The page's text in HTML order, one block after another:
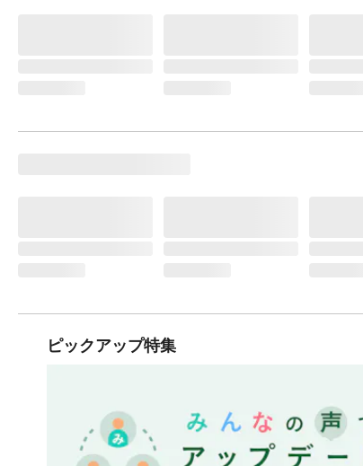
ピックアップ特集